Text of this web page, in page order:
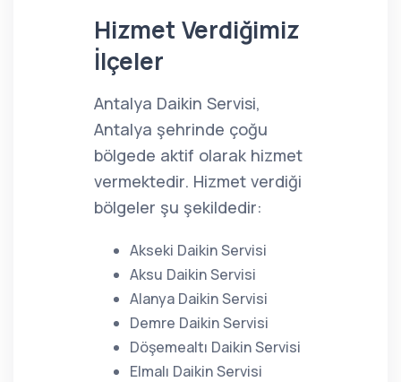
Hizmet Verdiğimiz
İlçeler
Antalya Daikin Servisi,
Antalya şehrinde çoğu
bölgede aktif olarak hizmet
vermektedir. Hizmet verdiği
bölgeler şu şekildedir:
Akseki Daikin Servisi
Aksu Daikin Servisi
Alanya Daikin Servisi
Demre Daikin Servisi
Döşemealtı Daikin Servisi
Elmalı Daikin Servisi